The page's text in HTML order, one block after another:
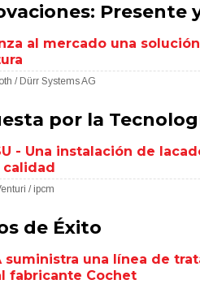
Presente
al mercado una
/ Dürr Systems AG
por la
- Una instalación de
calidad
/ ipcm
de Éxito
suministra una línea de
fabricante Cochet